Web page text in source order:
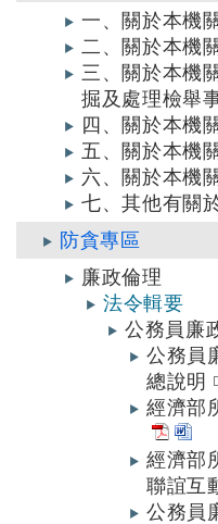
一、關於本機
二、關於本機
三、關於本機
掘及處理檢舉
四、關於本機
五、關於本機
六、關於本機
七、其他有關
防貪專區
廉政倫理
法令輯要
公務員廉
公務員
總說明
經濟部
經濟部
聯誼互
公務員